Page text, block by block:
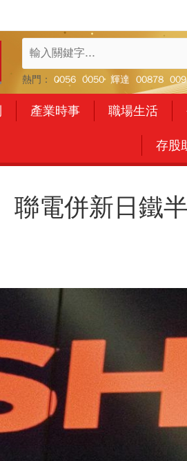
熱門： 0056 0050 輝達 00878
產業時事 職場生活
存股
聯電併新日鐵